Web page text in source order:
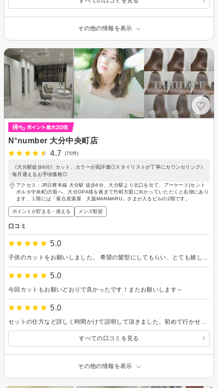
その他の情報を表示
N°number 大分中央町店
4.7
(75件)
《大分駅徒歩6分》カット、カラーが高評価◎スタイリストが丁寧にカウンセリング♪
毎月通えるお手頃価格◎
アクセス：JR日豊本線 大分駅 徒歩6分、大分駅より北口を出て、アーケード(セント
ポルタ中央町)方面へ、大分OPA様を過ぎて竹町方面に向かっていただくと右側にあり
ます、１階には「屋台居酒屋 大阪MANMARU」さまが入るビルの2階です。
ポイントが貯まる・使える メンズ歓迎
口コミ
5.0
5.0
今回カットもお願いどおりで良かったです！またお願いします～
5.0
すべての口コミを見る
その他の情報を表示